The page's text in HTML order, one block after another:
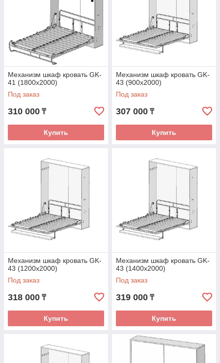
Механизм шкаф кровать GK-
41 (1800х2000)
Под заказ
310 000 ₸
Купить
Механизм шкаф кровать GK-
43 (900х2000)
Под заказ
307 000 ₸
Купить
Механизм шкаф кровать GK-
43 (1200х2000)
Под заказ
318 000 ₸
Купить
Механизм шкаф кровать GK-
43 (1400х2000)
Под заказ
319 000 ₸
Купить